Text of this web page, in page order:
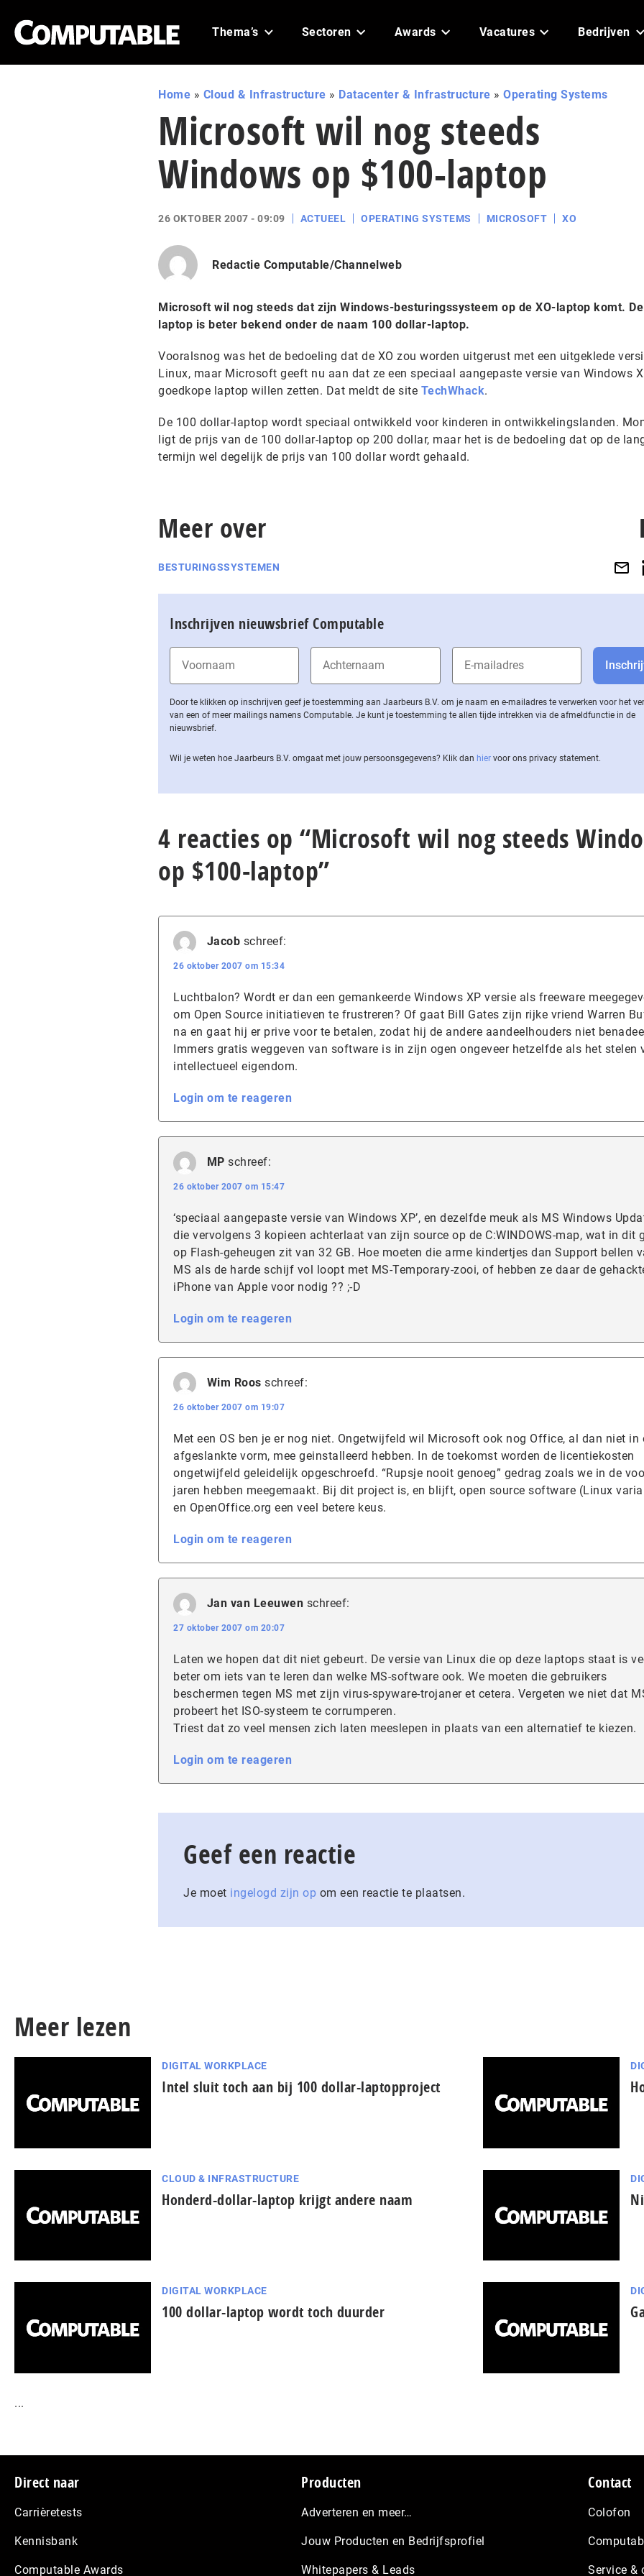
Thema’s Sectoren Awards Vacatures Bedrijven
Home » Cloud & Infrastructure » Datacenter & Infrastructure » Operating Systems
Microsoft wil nog steeds
Windows op $100-laptop
26 OKTOBER 2007 - 09:09 ACTUEEL OPERATING SYSTEMS MICROSOFT XO
Redactie Computable/Channelweb
Microsoft wil nog steeds dat zijn Windows-besturingssysteem op de XO-laptop komt.
laptop is beter bekend onder de naam 100 dollar-laptop.
Vooralsnog was het de bedoeling dat de XO zou worden uitgerust met een uitgeklede
Linux, maar Microsoft geeft nu aan dat ze een speciaal aangepaste versie van Windows
goedkope laptop willen zetten. Dat meldt de site TechWhack.
De 100 dollar-laptop wordt speciaal ontwikkeld voor kinderen in ontwikkelingslanden.
ligt de prijs van de 100 dollar-laptop op 200 dollar, maar het is de bedoeling dat op de
termijn wel degelijk de prijs van 100 dollar wordt gehaald.
Meer over
BESTURINGSSYSTEMEN
Inschrijven nieuwsbrief Computable
Door te klikken op inschrijven geef je toestemming aan Jaarbeurs B.V. om je naam en e-mailadres te verwerken voor het
van een of meer mailings namens Computable. Je kunt je toestemming te allen tijde intrekken via de af­meld­func­tie in de
nieuwsbrief.
Wil je weten hoe Jaarbeurs B.V. omgaat met jouw per­soons­ge­ge­vens? Klik dan hier voor ons privacy statement.
4 reacties op “Microsoft wil nog steeds
op $100-laptop”
Jacob schreef:
26 oktober 2007 om 15:34
Luchtbalon? Wordt er dan een gemankeerde Windows XP versie als freeware
om Open Source initiatieven te frustreren? Of gaat Bill Gates zijn rijke vriend Warren
na en gaat hij er prive voor te betalen, zodat hij de andere aandeelhouders niet
Immers gratis weggeven van software is in zijn ogen ongeveer hetzelfde als het stelen
intellectueel eigendom.
Login om te reageren
MP schreef:
26 oktober 2007 om 15:47
‘speciaal aangepaste versie van Windows XP’, en dezelfde meuk als MS Windows
die vervolgens 3 kopieen achterlaat van zijn source op de C:WINDOWS-map, wat in dit
op Flash-geheugen zit van 32 GB. Hoe moeten die arme kindertjes dan Support bellen
MS als de harde schijf vol loopt met MS-Temporary-zooi, of hebben ze daar de
iPhone van Apple voor nodig ?? ;-D
Login om te reageren
Wim Roos schreef:
26 oktober 2007 om 19:07
Met een OS ben je er nog niet. Ongetwijfeld wil Microsoft ook nog Office, al dan niet in
afgeslankte vorm, mee geinstalleerd hebben. In de toekomst worden de licentiekosten
ongetwijfeld geleidelijk opgeschroefd. “Rupsje nooit genoeg” gedrag zoals we in de
jaren hebben meegemaakt. Bij dit project is, en blijft, open source software (Linux
en OpenOffice.org een veel betere keus.
Login om te reageren
Jan van Leeuwen schreef:
27 oktober 2007 om 20:07
Laten we hopen dat dit niet gebeurt. De versie van Linux die op deze laptops staat is
beter om iets van te leren dan welke MS-software ook. We moeten die gebruikers
beschermen tegen MS met zijn virus-spyware-trojaner et cetera. Vergeten we niet dat
probeert het ISO-systeem te corrumperen.
Triest dat zo veel mensen zich laten meeslepen in plaats van een alternatief te kiezen.
Login om te reageren
Geef een reactie
Je moet ingelogd zijn op om een reactie te plaatsen.
Meer lezen
DIGITAL WORKPLACE
Intel sluit toch aan bij 100 dollar-laptopproject
CLOUD & INFRASTRUCTURE
Honderd-dollar-laptop krijgt andere naam
DIGITAL WORKPLACE
100 dollar-laptop wordt toch duurder
...
Footer
Direct naar
Carrièretests
Kennisbank
Computable Awards
Producten
Adverteren en meer…
Jouw Producten en Bedrijfsprofiel
Whitepapers & Leads
Contact
Colofon
Service &